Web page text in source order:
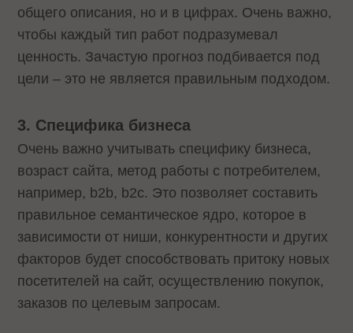
общего описания, но и в цифрах. Очень важно,
чтобы каждый тип работ подразумевал
ценность. Зачастую прогноз подбивается под
цели – это не является правильным подходом.
3. Специфика бизнеса
Очень важно учитывать специфику бизнеса,
возраст сайта, метод работы с потребителем,
например, b2b, b2c. Это позволяет составить
правильное семантическое ядро, которое в
зависимости от ниши, конкурентности и других
факторов будет способствовать притоку новых
посетителей на сайт, осуществлению покупок,
заказов по целевым запросам.